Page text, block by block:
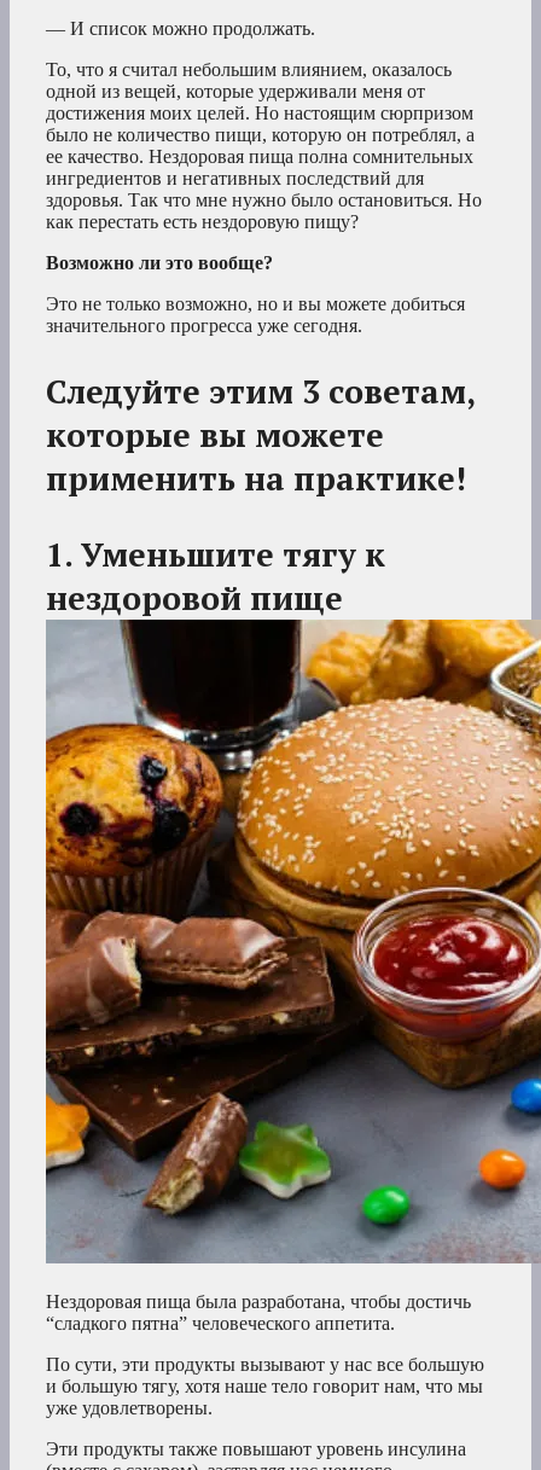
— И список можно продолжать.
То, что я считал небольшим влиянием, оказалось
одной из вещей, которые удерживали меня от
достижения моих целей. Но настоящим сюрпризом
было не количество пищи, которую он потреблял, а
ее качество. Нездоровая пища полна сомнительных
ингредиентов и негативных последствий для
здоровья. Так что мне нужно было остановиться. Но
как перестать есть нездоровую пищу?
Возможно ли это вообще?
Это не только возможно, но и вы можете добиться
значительного прогресса уже сегодня.
Следуйте этим 3 советам,
которые вы можете
применить на практике!
1. Уменьшите тягу к
нездоровой пище
Нездоровая пища была разработана, чтобы достичь
“сладкого пятна” человеческого аппетита.
По сути, эти продукты вызывают у нас все большую
и большую тягу, хотя наше тело говорит нам, что мы
уже удовлетворены.
Эти продукты также повышают уровень инсулина